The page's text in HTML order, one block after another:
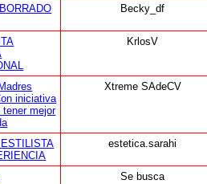
Becky_df
KrlosV
iniciativa
mejor
Xtreme SAdeCV
estetica.sarahi
Se busca